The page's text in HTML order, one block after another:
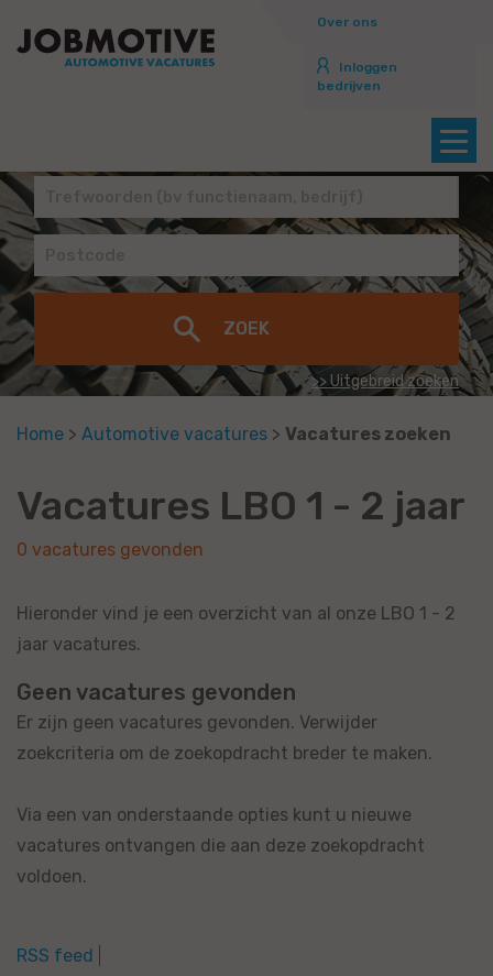
Over ons
Inloggen
bedrijven
>> Uitgebreid zoeken
Home > Automotive vacatures > Vacatures zoeken
Vacatures LBO 1 - 2 jaar
0 vacatures gevonden
Hieronder vind je een overzicht van al onze LBO 1 - 2
jaar vacatures.
Geen vacatures gevonden
Er zijn geen vacatures gevonden. Verwijder
zoekcriteria om de zoekopdracht breder te maken.
Via een van onderstaande opties kunt u nieuwe
vacatures ontvangen die aan deze zoekopdracht
voldoen.
RSS feed